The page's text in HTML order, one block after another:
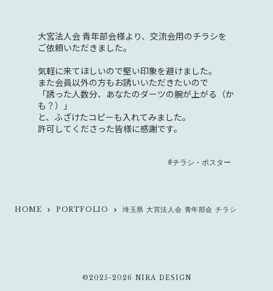
大宮法人会 青年部会様より、交流会用のチラシを
ご依頼いただきました。
気軽に来てほしいので堅い印象を避けました。
また会員以外の方もお誘いいただきたいので
「誘った人数分、あなたのダーツの腕が上がる（か
も？）」
と、ふざけたコピーも入れてみました。
許可してくださった皆様に感謝です。
#チラシ・ポスター
HOME keyboard_arrow_right PORTFOLIO keyboard_arrow_right 埼玉県 大宮法人会 青年部会 チラシ
©2025-2026 NIRA DESIGN